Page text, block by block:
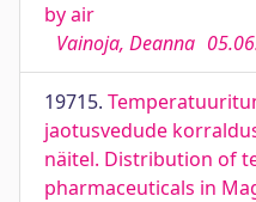
by air
Vainoja, Deanna
19715.
jaotusvedude
näitel. Distribution of
pharmaceuticals in